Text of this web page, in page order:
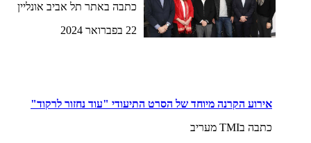
כתבה באתר תל אביב אונליין
22 בפברואר 2024
אירוע הקרנה מיוחד של הסרט התיעודי "עוד נחזור לרקוד"
כתבה בTMI מעריב